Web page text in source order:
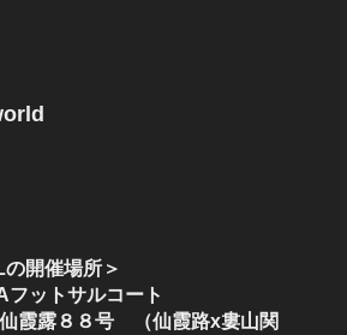
開催場所＞
ットサルコート
霞露８８号 （仙霞路x婁山関